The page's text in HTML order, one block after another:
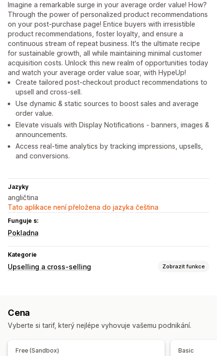
Imagine a remarkable surge in your average order value! How?
Through the power of personalized product recommendations
on your post-purchase page! Entice buyers with irresistible
product recommendations, foster loyalty, and ensure a
continuous stream of repeat business. It's the ultimate recipe
for sustainable growth, all while maintaining minimal customer
acquisition costs. Unlock this new realm of opportunities today
and watch your average order value soar, with HypeUp!
Create tailored post-checkout product recommendations to
upsell and cross-sell.
Use dynamic & static sources to boost sales and average
order value.
Elevate visuals with Display Notifications - banners, images &
announcements.
Access real-time analytics by tracking impressions, upsells,
and conversions.
Jazyky
angličtina
Tato aplikace není přeložena do jazyka čeština
Funguje s:
Pokladna
Kategorie
Upselling a cross-selling Zobrazit funkce
Cena
Vyberte si tarif, který nejlépe vyhovuje vašemu podnikání.
Free (Sandbox) Basic